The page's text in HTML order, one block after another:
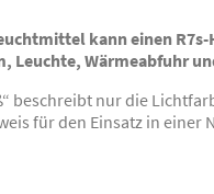
kann einen
Leuchte, Wärmeabfuhr
beschreibt nur die
für den Einsatz in